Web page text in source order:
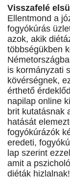
Visszafelé
Ellentmond a
fogyókúrás
azok, akik
többségükben
is kormányzati
kövérségnek,
érthető
napilap online
brit kutatásnak
hatását
fogyókúrázók
eredeti,
lap szerint
amit a
diéták hizlalnak!